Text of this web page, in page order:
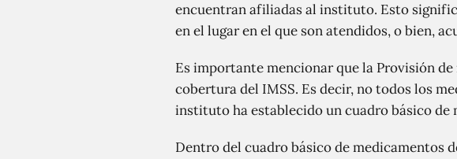
encuentran afiliadas al instituto. Esto
en el lugar en el que son atendidos, o bien,
Es importante mencionar que la Provisión
cobertura del IMSS. Es decir, no todos los
instituto ha establecido un cuadro básico
Dentro del cuadro básico de medicamentos